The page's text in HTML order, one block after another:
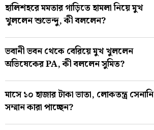
হালিশহরে মমতার গাড়িতে হামলা নিয়ে মুখ
খুললেন শুভেন্দু, কী বললেন?
ভবানী ভবন থেকে বেরিয়ে মুখ খুললেন
অভিষেকের PA, কী বললেন সুমিত?
মাসে ১০ হাজার টাকা ভাতা, লোকতন্ত্র সেনানি
সম্মান কারা পাচ্ছেন?